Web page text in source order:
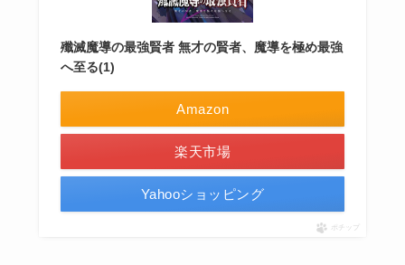
殲滅魔導の最強賢者 無才の賢者、魔導を極め最強
へ至る(1)
Amazon
楽天市場
Yahooショッピング
ポチップ